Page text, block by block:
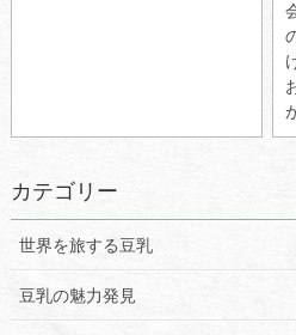
カテゴリー
世界を旅する豆乳
豆乳の魅力発見